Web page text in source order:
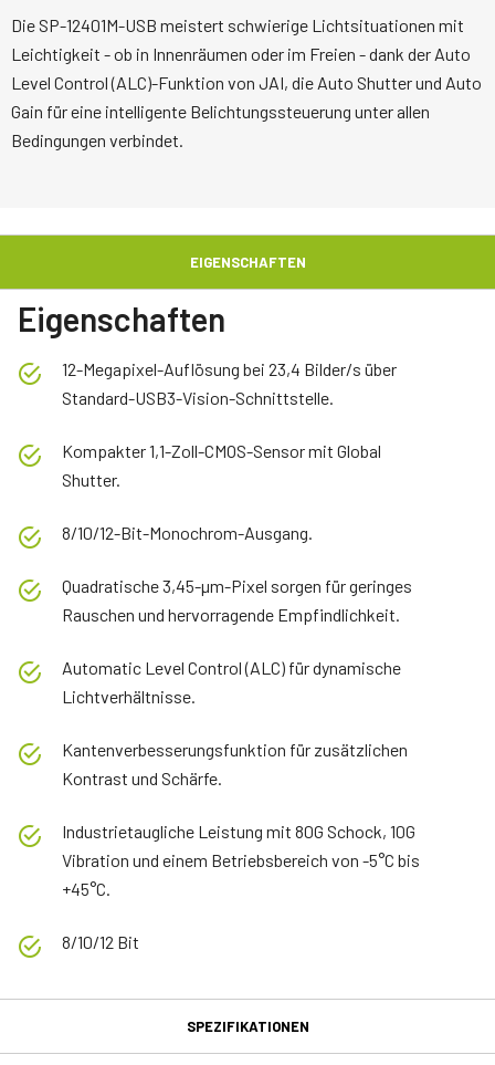
Die SP-12401M-USB meistert schwierige Lichtsituationen mit
Leichtigkeit - ob in Innenräumen oder im Freien - dank der Auto
Level Control (ALC)-Funktion von JAI, die Auto Shutter und Auto
Gain für eine intelligente Belichtungssteuerung unter allen
Bedingungen verbindet.
EIGENSCHAFTEN
Eigenschaften
12-Megapixel-Auflösung bei 23,4 Bilder/s über
Standard-USB3-Vision-Schnittstelle.
Kompakter 1,1-Zoll-CMOS-Sensor mit Global
Shutter.
8/10/12-Bit-Monochrom-Ausgang.
Quadratische 3,45-µm-Pixel sorgen für geringes
Rauschen und hervorragende Empfindlichkeit.
Automatic Level Control (ALC) für dynamische
Lichtverhältnisse.
Kantenverbesserungsfunktion für zusätzlichen
Kontrast und Schärfe.
Industrietaugliche Leistung mit 80G Schock, 10G
Vibration und einem Betriebsbereich von -5°C bis
+45°C.
8/10/12 Bit
SPEZIFIKATIONEN